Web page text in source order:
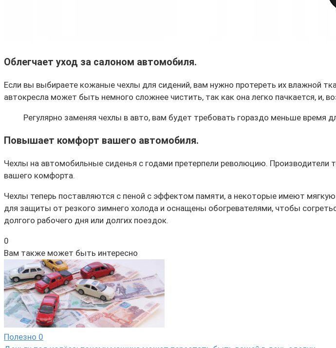
Облегчает уход за салоном автомобиля.
Если вы выбираете кожаные чехлы для сидений, вам нужно протереть их влажной
автокресла может быть немного сложнее чистить, так как она легко пачкается, и,
Регулярно заменяя чехлы в авто, вам будет требовать гораздо меньше время
Повышает комфорт вашего автомобиля.
Чехлы на автомобильные сиденья с годами претерпели революцию.
вашего комфорта.
Чехлы теперь поставляются с пеной с эффектом памяти, а некоторые имеют
для защиты от резкого зимнего холода и оснащены обогревателями, чтобы
долгого рабочего дня или долгих поездок.
0
Вам также может быть интересно
Полезно 0